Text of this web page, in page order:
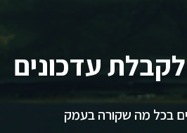
עדכונים
בכל מה שקורה בעמק